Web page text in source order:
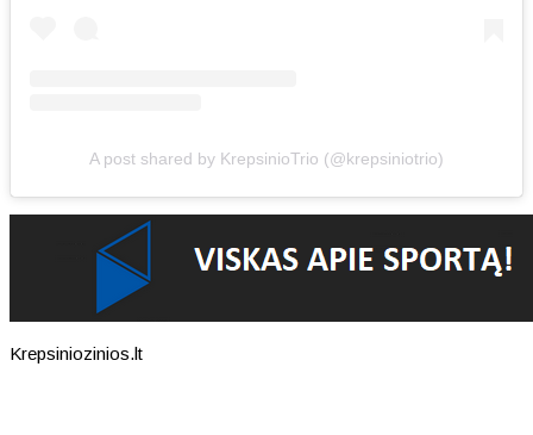
A post shared by KrepsinioTrio (@krepsiniotrio)
Krepsiniozinios.lt